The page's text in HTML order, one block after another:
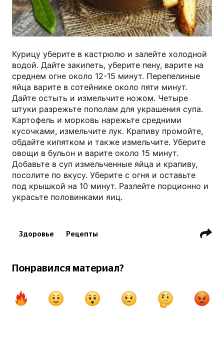
shutterstock.com
Курицу уберите в кастрюлю и залейте холодной
водой. Дайте закипеть, уберите пену, варите на
среднем огне около 12-15 минут. Перепелиные
яйца варите в сотейнике около пяти минут.
Дайте остыть и измельчите ножом. Четыре
штуки разрежьте пополам для украшения супа.
Картофель и морковь нарежьте средними
кусочками, измельчите лук. Крапиву промойте,
обдайте кипятком и также измельчите. Уберите
овощи в бульон и варите около 15 минут.
Добавьте в суп измельченные яйца и крапиву,
посолите по вкусу. Уберите с огня и оставьте
под крышкой на 10 минут. Разлейте порционно и
украсьте половинками яиц.
Здоровье Рецепты
Понравился материал?